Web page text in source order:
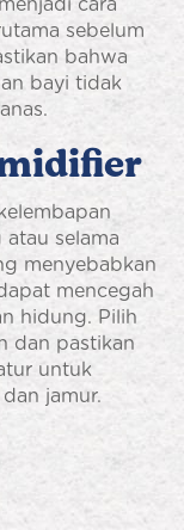
sebelum
bahwa
bayi tidak
selama
menyebabkan
mencegah
hidung. Pilih
dan pastikan
untuk
jamur.